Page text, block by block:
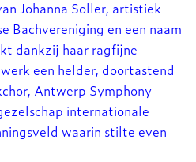
Johanna Soller, artistiek
Bachvereniging en een naam
dankzij haar ragfijne
een helder, doortastend
Antwerp Symphony
internationale
waarin stilte even